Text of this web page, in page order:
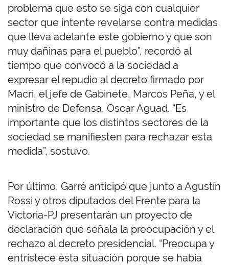
problema que esto se siga con cualquier
sector que intente revelarse contra medidas
que lleva adelante este gobierno y que son
muy dañinas para el pueblo”, recordó al
tiempo que convocó a la sociedad a
expresar el repudio al decreto firmado por
Macri, el jefe de Gabinete, Marcos Peña, y el
ministro de Defensa, Oscar Aguad. “Es
importante que los distintos sectores de la
sociedad se manifiesten para rechazar esta
medida”, sostuvo.
Por último, Garré anticipó que junto a Agustín
Rossi y otros diputados del Frente para la
Victoria-PJ presentarán un proyecto de
declaración que señala la preocupación y el
rechazo al decreto presidencial. “Preocupa y
entristece esta situación porque se había